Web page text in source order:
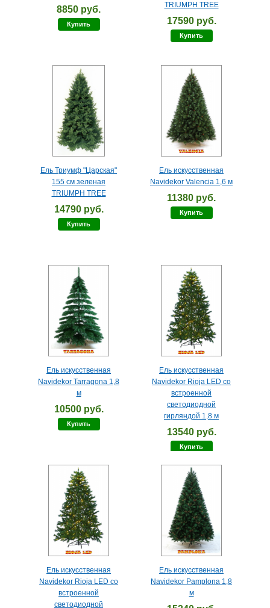
8850 руб.
Купить
TRIUMPH TREE
17590 руб.
Купить
Ель Триумф "Царская"
155 см зеленая
TRIUMPH TREE
14790 руб.
Купить
Ель искусственная
Navidekor Valencia 1,6 м
11380 руб.
Купить
Ель искусственная
Navidekor Tarragona 1,8
м
10500 руб.
Купить
Ель искусственная
Navidekor Rioja LED со
встроенной
светодиодной
гирляндой 1,8 м
13540 руб.
Купить
Ель искусственная
Navidekor Rioja LED со
встроенной
светодиодной
Ель искусственная
Navidekor Pamplona 1,8
м